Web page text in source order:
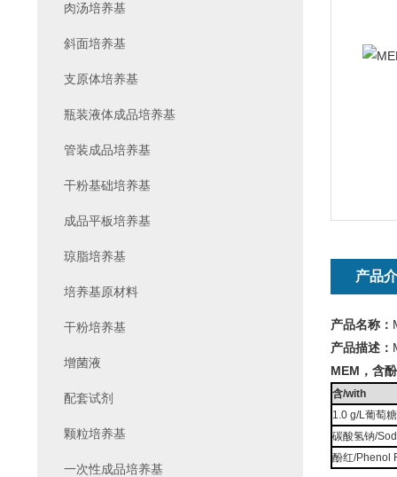
产品
产品名称：
产品描述：
MEM，含
含/with
1.0 g/L葡萄
碳酸氢钠/
酚红/Phenol
肉汤培养基
斜面培养基
支原体培养基
瓶装液体成品培养基
管装成品培养基
干粉基础培养基
成品平板培养基
琼脂培养基
培养基原材料
干粉培养基
增菌液
配套试剂
颗粒培养基
一次性成品培养基